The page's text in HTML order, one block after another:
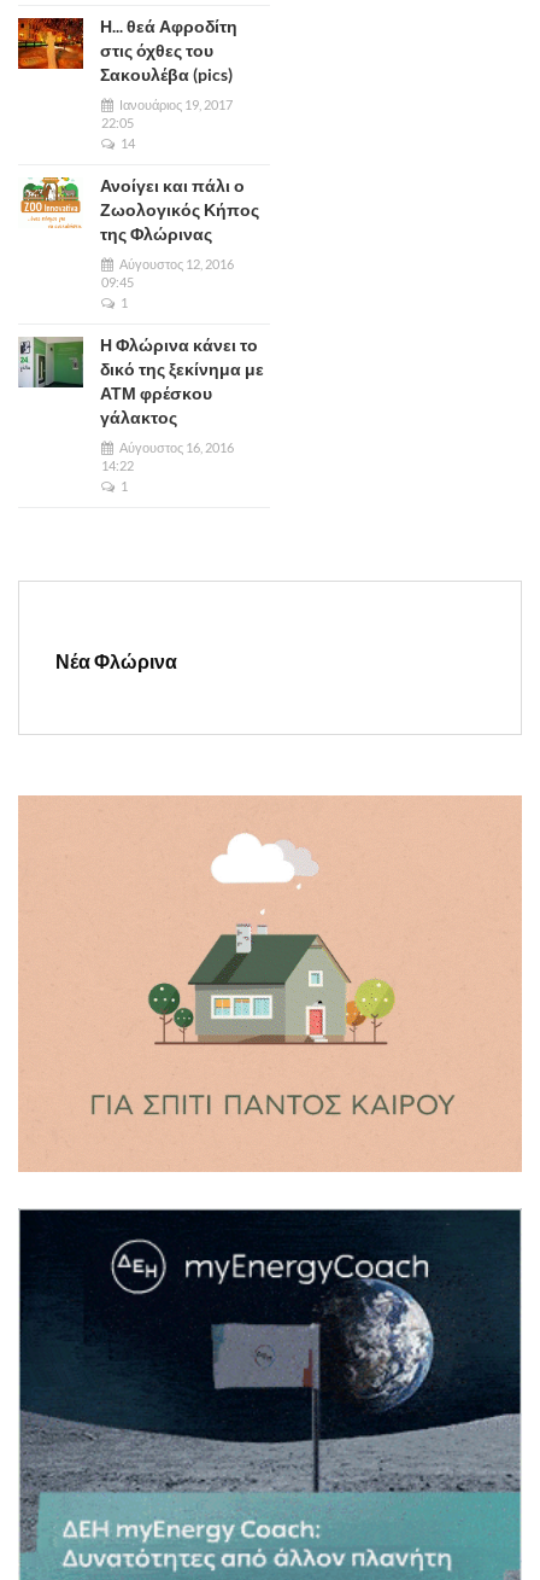
Η... θεά Αφροδίτη
στις όχθες του
Σακουλέβα (pics)
Ιανουάριος 19, 2017
22:05
14
Ανοίγει και πάλι ο
Ζωολογικός Κήπος
της Φλώρινας
Αύγουστος 12, 2016
09:45
1
Η Φλώρινα κάνει το
δικό της ξεκίνημα με
ΑΤΜ φρέσκου
γάλακτος
Αύγουστος 16, 2016
14:22
1
Νέα Φλώρινα